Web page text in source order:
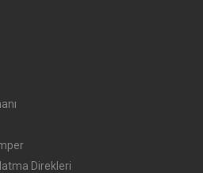
Direkleri